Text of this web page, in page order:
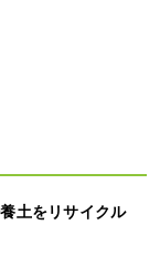
土をリサイクル